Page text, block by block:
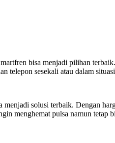
bisa menjadi pilihan
telepon sesekali atau dalam
solusi terbaik. Dengan
menghemat pulsa namun tetap